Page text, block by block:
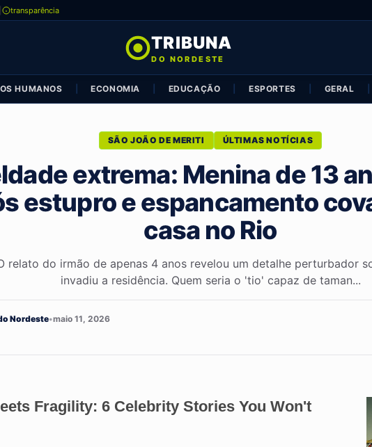
transparência
TRIBUNA
DO NORDESTE
HUMANOS ECONOMIA EDUCAÇÃO ESPORTES GERAL
SÃO JOÃO DE MERITI ÚLTIMAS NOTÍCIAS
extrema: Menina de 13
estupro e espancamento
casa no Rio
relato do irmão de apenas 4 anos revelou um detalhe perturbador
invadiu a residência. Quem seria o 'tio' capaz de taman...
Nordeste•maio 11, 2026